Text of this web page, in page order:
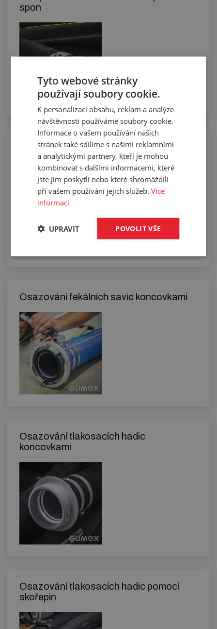
spon
Manuální řezání hadic na požadovanou
délku
Osazování fekálních savic koncovkami
Osazování tlakosacích hadic
koncovkami
Osazování tlakosacích hadic pomocí
skořepin
Tyto webové stránky
používají soubory cookie.
K personalizaci obsahu, reklam a analýze
návštěvnosti používáme soubory cookie.
Informace o vašem používání našich
stránek také sdílíme s našimi reklamními
a analytickými partnery, kteří je mohou
kombinovat s dalšími informacemi, které
jste jim poskytli nebo které shromáždili
při vašem používání jejich služeb.Více
informací
POVOLIT VŠE
UPRAVIT